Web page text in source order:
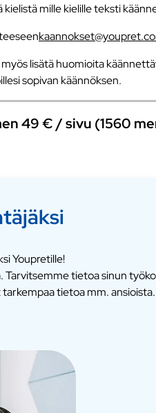
mille kielille teksti
lisätä huomioita
sopivan käännöksen.
49 € / sivu (1560
Youpretille!
Tarvitsemme tietoa sinun
tietoa mm. ansioista.